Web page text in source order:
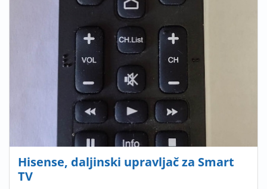
Hisense, daljinski upravljač za Smart
TV